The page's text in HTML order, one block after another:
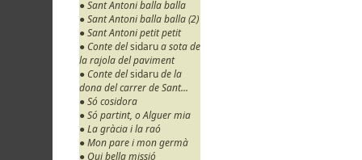
● Sant Antoni balla balla
● Sant Antoni balla balla (2)
● Sant Antoni petit petit
● Conte delsidarua sota de
la rajola del paviment
● Conte delsidarude la
dona del carrer de Sant...
● Só cosidora
● Só partint, o Alguer mia
● La gràcia i la raó
● Mon pare i mon germà
● Qui bella missió